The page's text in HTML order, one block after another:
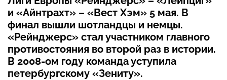
и «Айнтрахт» – «Вест Хэм» 5 мая. В
финал вышли шотландцы и немцы.
«Рейнджерс» стал участником главного
противостояния во второй раз в истории.
В 2008-ом году команда уступила
петербургскому «Зениту».